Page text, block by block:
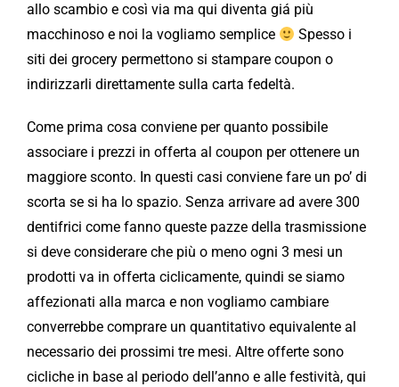
allo scambio e così via ma qui diventa giá più
macchinoso e noi la vogliamo semplice
Spesso i
siti dei grocery permettono si stampare coupon o
indirizzarli direttamente sulla carta fedeltà.
Come prima cosa conviene per quanto possibile
associare i prezzi in offerta al coupon per ottenere un
maggiore sconto. In questi casi conviene fare un po’ di
scorta se si ha lo spazio. Senza arrivare ad avere 300
dentifrici come fanno queste pazze della trasmissione
si deve considerare che più o meno ogni 3 mesi un
prodotti va in offerta ciclicamente, quindi se siamo
affezionati alla marca e non vogliamo cambiare
converrebbe comprare un quantitativo equivalente al
necessario dei prossimi tre mesi. Altre offerte sono
cicliche in base al periodo dell’anno e alle festività, qui